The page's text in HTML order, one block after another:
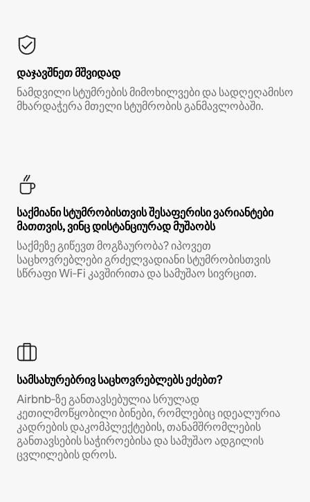
დაჯავშნეთ მშვიდად
ნამდვილი სტუმრების მიმოხილვები და სადღეღამისო
მხარდაჭერა მთელი სტუმრობის განმავლობაში.
საქმიანი სტუმრობისთვის შესაფერისი ვარიანტები
მათთვის, ვინც დისტანციურად მუშაობს
საქმეზე გიწევთ მოგზაურობა? იპოვეთ
საცხოვრებლები გრძელვადიანი სტუმრობისთვის
სწრაფი Wi‑Fi კავშირითა და სამუშაო სივრცით.
სამსახურებრივ საცხოვრებლებს ეძებთ?
Airbnb‑ზე განთავსებულია სრულად
კეთილმოწყობილი ბინები, რომლებიც იდეალურია
კადრების დაკომპლექტების, თანამშრომლების
განთავსების საჭიროებისა და სამუშაო ადგილის
ცვლილების დროს.